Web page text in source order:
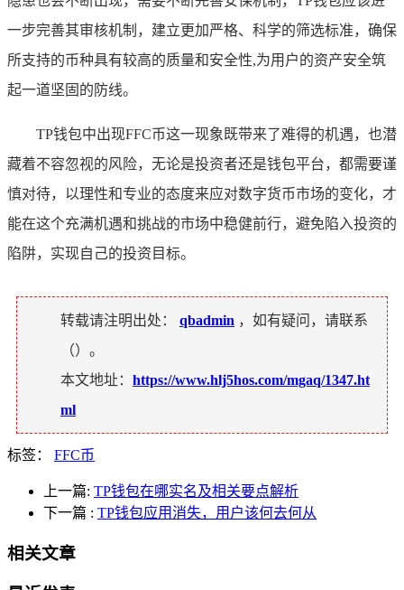
一步完善其审核机制，建立更加严格、科学的筛选标准，确保
所支持的币种具有较高的质量和安全性,为用户的资产安全筑
起一道坚固的防线。
TP钱包中出现FFC币这一现象既带来了难得的机遇，也潜
藏着不容忽视的风险，无论是投资者还是钱包平台，都需要谨
慎对待，以理性和专业的态度来应对数字货币市场的变化，才
能在这个充满机遇和挑战的市场中稳健前行，避免陷入投资的
陷阱，实现自己的投资目标。
转载请注明出处： qbadmin ，如有疑问，请联系
（）。
本文地址： https://www.hlj5hos.com/mgaq/1347.ht
ml
标签： FFC币
上一篇: TP钱包在哪实名及相关要点解析
下一篇 : TP钱包应用消失，用户该何去何从
相关文章